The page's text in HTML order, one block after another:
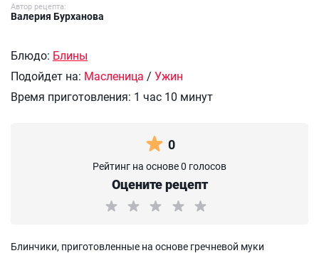
Автор рецепта:
Валерия Бурханова
Блюдо: Блины
Подойдет на: Масленица / Ужин
Время приготовления: 1 час 10 минут
0
Рейтинг на основе 0 голосов
Оцените рецепт
Блинчики, приготовленные на основе гречневой муки